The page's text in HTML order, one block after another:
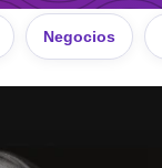
Negocios